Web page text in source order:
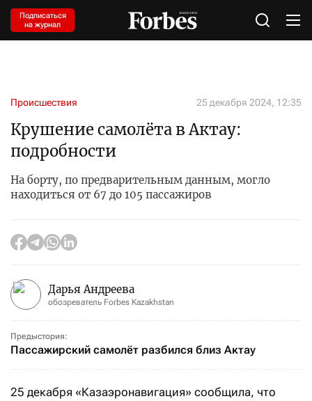
Подписаться
на журнал
Происшествия 25 декабря 2024, 12:35
Крушение самолёта в Актау:
подробности
На борту, по предварительным данным, могло
находиться от 67 до 105 пассажиров
Дарья Андреева
обозреватель Forbes Kazakhstan
Предыстория:
Пассажирский самолёт разбился близ Актау
25 декабря «Казаэронавигация» сообщила, что